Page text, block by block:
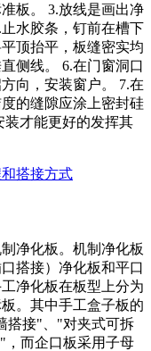
板。 3.放线是画出净
水胶条，钉前在槽下
顶抬平，板缝密实均
侧线。 6.在门窗洞口
向，安装窗户。 7.在
的缝隙应涂上密封硅
装才能更好的发挥其
净化板。机制净化板
搭接）净化板和平口
净化板在板型上分为
。其中手工盒子板的
搭接"、"对夹式可拆
，而企口板采用子母